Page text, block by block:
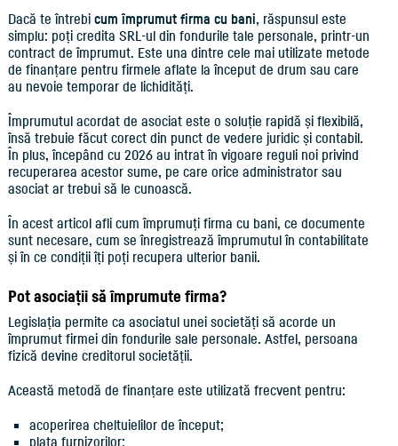
Dacă te întrebi cum împrumut firma cu bani, răspunsul este
simplu: poți credita SRL-ul din fondurile tale personale, printr-un
contract de împrumut. Este una dintre cele mai utilizate metode
de finanțare pentru firmele aflate la început de drum sau care
au nevoie temporar de lichidități.
Împrumutul acordat de asociat este o soluție rapidă și flexibilă,
însă trebuie făcut corect din punct de vedere juridic și contabil.
În plus, începând cu 2026 au intrat în vigoare reguli noi privind
recuperarea acestor sume, pe care orice administrator sau
asociat ar trebui să le cunoască.
În acest articol afli cum împrumuți firma cu bani, ce documente
sunt necesare, cum se înregistrează împrumutul în contabilitate
și în ce condiții îți poți recupera ulterior banii.
Pot asociații să împrumute firma?
Legislația permite ca asociatul unei societăți să acorde un
împrumut firmei din fondurile sale personale. Astfel, persoana
fizică devine creditorul societății.
Această metodă de finanțare este utilizată frecvent pentru:
acoperirea cheltuielilor de început;
plata furnizorilor;